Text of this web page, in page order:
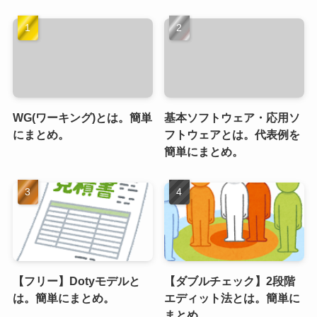
WG(ワーキング)とは。簡単
にまとめ。
基本ソフトウェア・応用ソ
フトウェアとは。代表例を
簡単にまとめ。
【フリー】Dotyモデルと
は。簡単にまとめ。
【ダブルチェック】2段階
エディット法とは。簡単に